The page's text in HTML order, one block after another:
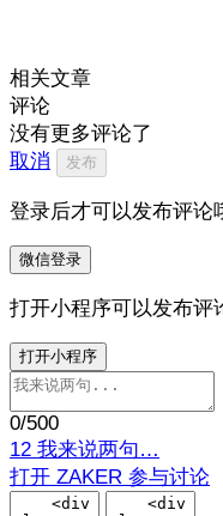
相关文章
评论
没有更多评论了
取消
发布
登录后才可以发布评论
微信登录
打开小程序可以发布评
打开小程序
0/500
12 我来说两句…
打开 ZAKER 参与讨论